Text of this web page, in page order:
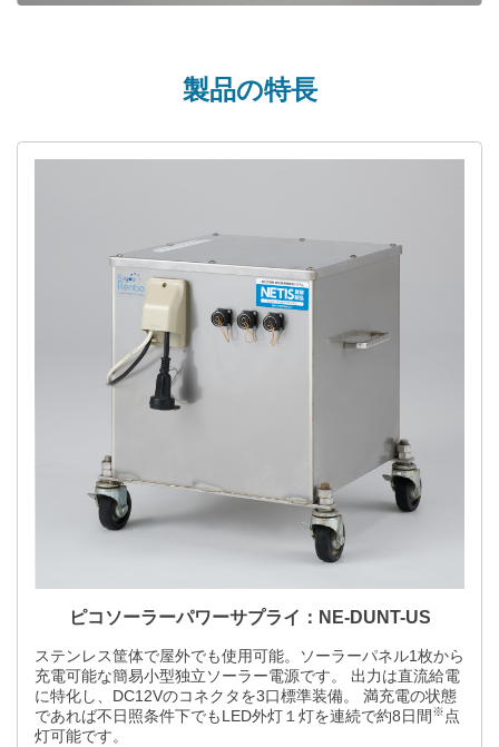
製品の特長
ピコソーラーパワーサプライ：NE-DUNT-US
ステンレス筐体で屋外でも使用可能。ソーラーパネル1枚から
充電可能な簡易小型独立ソーラー電源です。 出力は直流給電
に特化し、DC12Vのコネクタを3口標準装備。 満充電の状態
であれば不日照条件下でもLED外灯１灯を連続で約8日間 ※ 点
灯可能です。